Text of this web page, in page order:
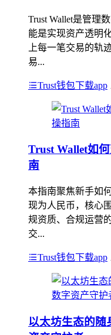
Trust Wallet是管理
能是实现资产透明
上每一笔交易的轨
易...
Trust钱包下载app
Trust Wallet如
南
本指南聚焦新手如
现为人民币，核心
规资质、合规运营
交...
Trust钱包下载app
以太坊生态的